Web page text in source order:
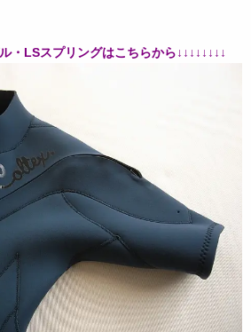
・LSスプリングはこちらから↓↓↓↓↓↓↓↓